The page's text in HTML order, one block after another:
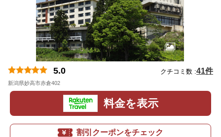
5.0 クチコミ数 :41件
新潟県妙高市赤倉402
料金を表示
割引クーポンをチェック